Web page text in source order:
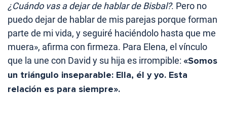
¿Cuándo vas a dejar de hablar de Bisbal?. Pero no
puedo dejar de hablar de mis parejas porque forman
parte de mi vida, y seguiré haciéndolo hasta que me
muera», afirma con firmeza. Para Elena, el vínculo
que la une con David y su hija es irrompible: «Somos
un triángulo inseparable: Ella, él y yo. Esta
relación es para siempre».